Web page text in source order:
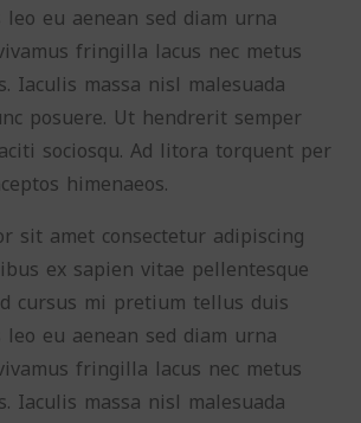
leo eu aenean sed diam urna
fringilla lacus nec metus
Iaculis massa nisl malesuada
posuere. Ut hendrerit semper
sociosqu. Ad litora torquent per
himenaeos.
sit amet consectetur adipiscing
ex sapien vitae pellentesque
cursus mi pretium tellus duis
leo eu aenean sed diam urna
fringilla lacus nec metus
Iaculis massa nisl malesuada